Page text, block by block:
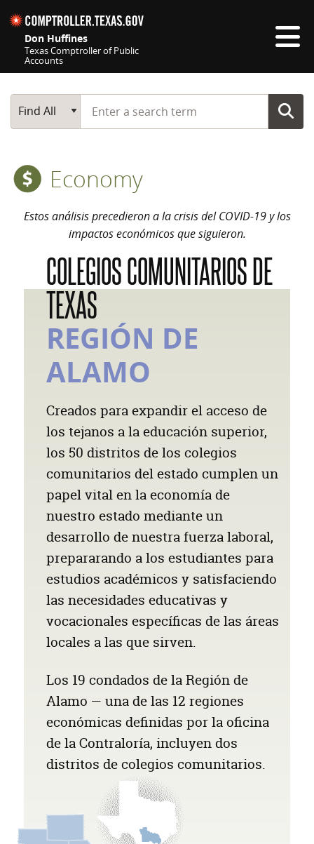
Don Huffines
Texas Comptroller of Public
Accounts
Main Search
Find All
Start typing a search term
Economy
Estos análisis precedieron a la crisis del COVID-19 y los
impactos económicos que siguieron.
COLEGIOS COMUNITARIOS DE
TEXAS
REGIÓN DE
ALAMO
Creados para expandir el acceso de
los tejanos a la educación superior,
los 50 distritos de los colegios
comunitarios del estado cumplen un
papel vital en la economía de
nuestro estado mediante un
desarrollo de nuestra fuerza laboral,
prepararando a los estudiantes para
estudios académicos y satisfaciendo
las necesidades educativas y
vocacionales específicas de las áreas
locales a las que sirven.
Los 19 condados de la Región de
Alamo — una de las 12 regiones
económicas definidas por la oficina
de la Contraloría, incluyen dos
distritos de colegios comunitarios.